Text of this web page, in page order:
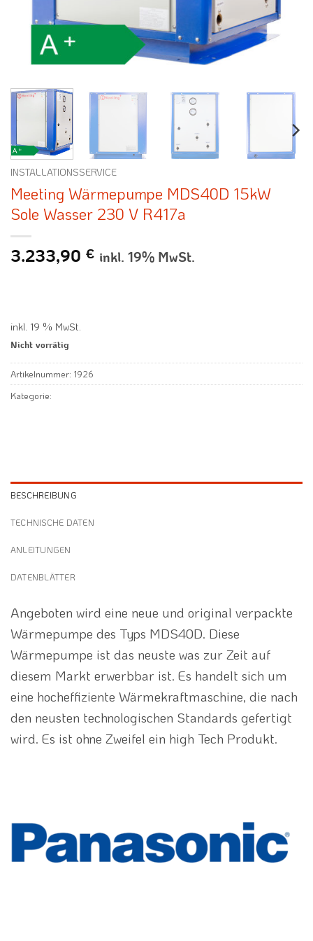
INSTALLATIONSSERVICE
Meeting Wärmepumpe MDS40D 15kW
Sole Wasser 230 V R417a
3.233,90 € inkl. 19% MwSt.
inkl. 19 % MwSt.
Nicht vorrätig
Artikelnummer: 1926
Kategorie:
BESCHREIBUNG
TECHNISCHE DATEN
ANLEITUNGEN
DATENBLÄTTER
Angeboten wird eine neue und original verpackte
Wärmepumpe des Typs MDS40D. Diese
Wärmepumpe ist das neuste was zur Zeit auf
diesem Markt erwerbbar ist. Es handelt sich um
eine hocheffiziente Wärmekraftmaschine, die nach
den neusten technologischen Standards gefertigt
wird. Es ist ohne Zweifel ein high Tech Produkt.